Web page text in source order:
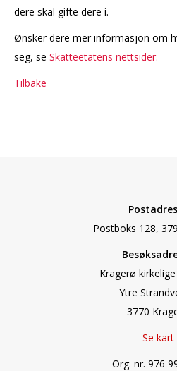
dere skal gifte dere i.
Ønsker dere mer informasjon om
seg, se Skatteetatens nettsider.
Tilbake
Postboks 128,
Kragerø
Ytre
3770
Se kart
Org. nr. 976